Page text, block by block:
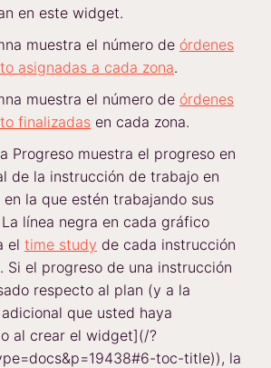
en este widget.
muestra el número de órdenes
asignadas a cada zona.
muestra el número de órdenes
finalizadas en cada zona.
Progreso muestra el progreso en
de la instrucción de trabajo en
en la que estén trabajando sus
línea negra en cada gráfico
el time study de cada instrucción
Si el progreso de una instrucción
respecto al plan (y a la
que usted haya
al crear el widget](/?
toc-title)), la